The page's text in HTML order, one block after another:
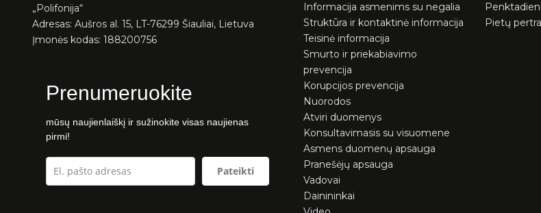
„Polifonija“
Adresas: Aušros al. 15, LT-76299 Šiauliai, Lietuva
Įmonės kodas: 188200756
Prenumeruokite
mūsų naujienlaiškį ir sužinokite visas naujienas
pirmi!
Pateikti
Informacija asmenims su negalia
Struktūra ir kontaktinė informacija
Teisinė informacija
Smurto ir priekabiavimo
prevencija
Korupcijos prevencija
Nuorodos
Atviri duomenys
Konsultavimasis su visuomene
Asmens duomenų apsauga
Pranešėjų apsauga
Vadovai
Dainininkai
Pietų